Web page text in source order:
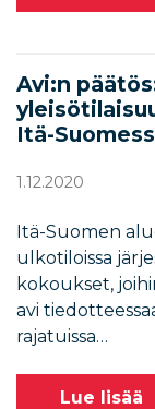
Avi:n
Itä-
1.12.2020
Itä-Suomen
ulkotiloissa
kokoukset,
avi
rajatuissa…
Lue lisää